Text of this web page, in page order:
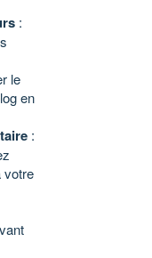
:
le
en
:
votre